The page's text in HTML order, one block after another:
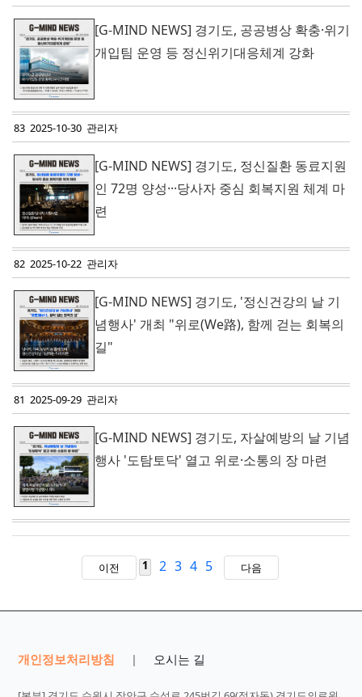
[G-MIND NEWS] 경기도, 공공병상 확충·위기
개입팀 운영 등 정신위기대응체계 강화
83 2025-10-30 관리자
[G-MIND NEWS] 경기도, 정신질환 동료지원
인 72명 양성···당사자 중심 회복지원 체계 마
련
82 2025-10-22 관리자
[G-MIND NEWS] 경기도, '정신건강의 날 기
념행사' 개최 "위로(We路), 함께 걷는 회복의
길"
81 2025-09-29 관리자
[G-MIND NEWS] 경기도, 자살예방의 날 기념
행사 '도탐토닥' 열고 위로·소통의 장 마련
이전 1 2 3 4 5 다음
개인정보처리방침 | 오시는 길